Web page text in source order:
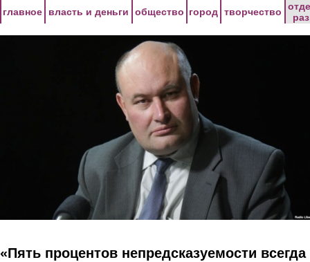
главное власть и деньги общество город творчество
«Пять процентов непредсказуемости всегда